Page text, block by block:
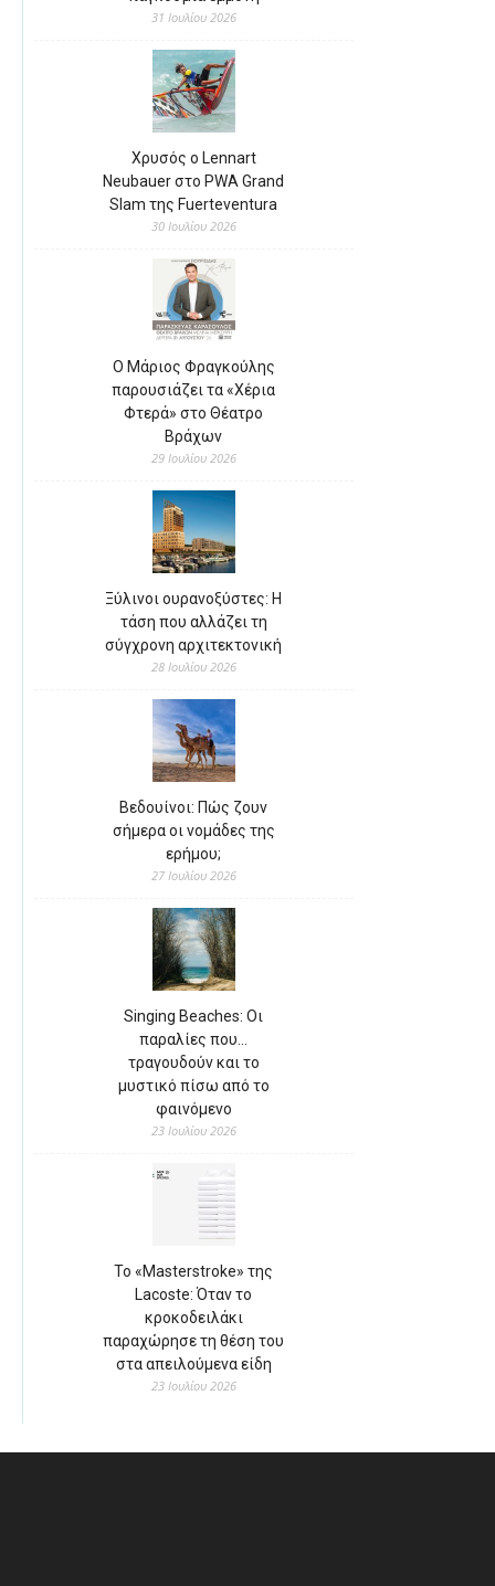
31 Ιουλίου 2026
Χρυσός ο Lennart
Neubauer στο PWA Grand
Slam της Fuerteventura
30 Ιουλίου 2026
Ο Μάριος Φραγκούλης
παρουσιάζει τα «Χέρια
Φτερά» στο Θέατρο
Βράχων
29 Ιουλίου 2026
Ξύλινοι ουρανοξύστες: Η
τάση που αλλάζει τη
σύγχρονη αρχιτεκτονική
28 Ιουλίου 2026
Βεδουίνοι: Πώς ζουν
σήμερα οι νομάδες της
ερήμου;
27 Ιουλίου 2026
Singing Beaches: Οι
παραλίες που…
τραγουδούν και το
μυστικό πίσω από το
φαινόμενο
23 Ιουλίου 2026
Το «Masterstroke» της
Lacoste: Όταν το
κροκοδειλάκι
παραχώρησε τη θέση του
στα απειλούμενα είδη
23 Ιουλίου 2026